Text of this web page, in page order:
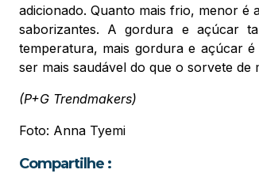
adicionado. Quanto mais frio, menor é
saborizantes. A gordura e açúcar
temperatura, mais gordura e açúcar
ser mais saudável do que o sorvete de
(P+G Trendmakers)
Foto: Anna Tyemi
Compartilhe :